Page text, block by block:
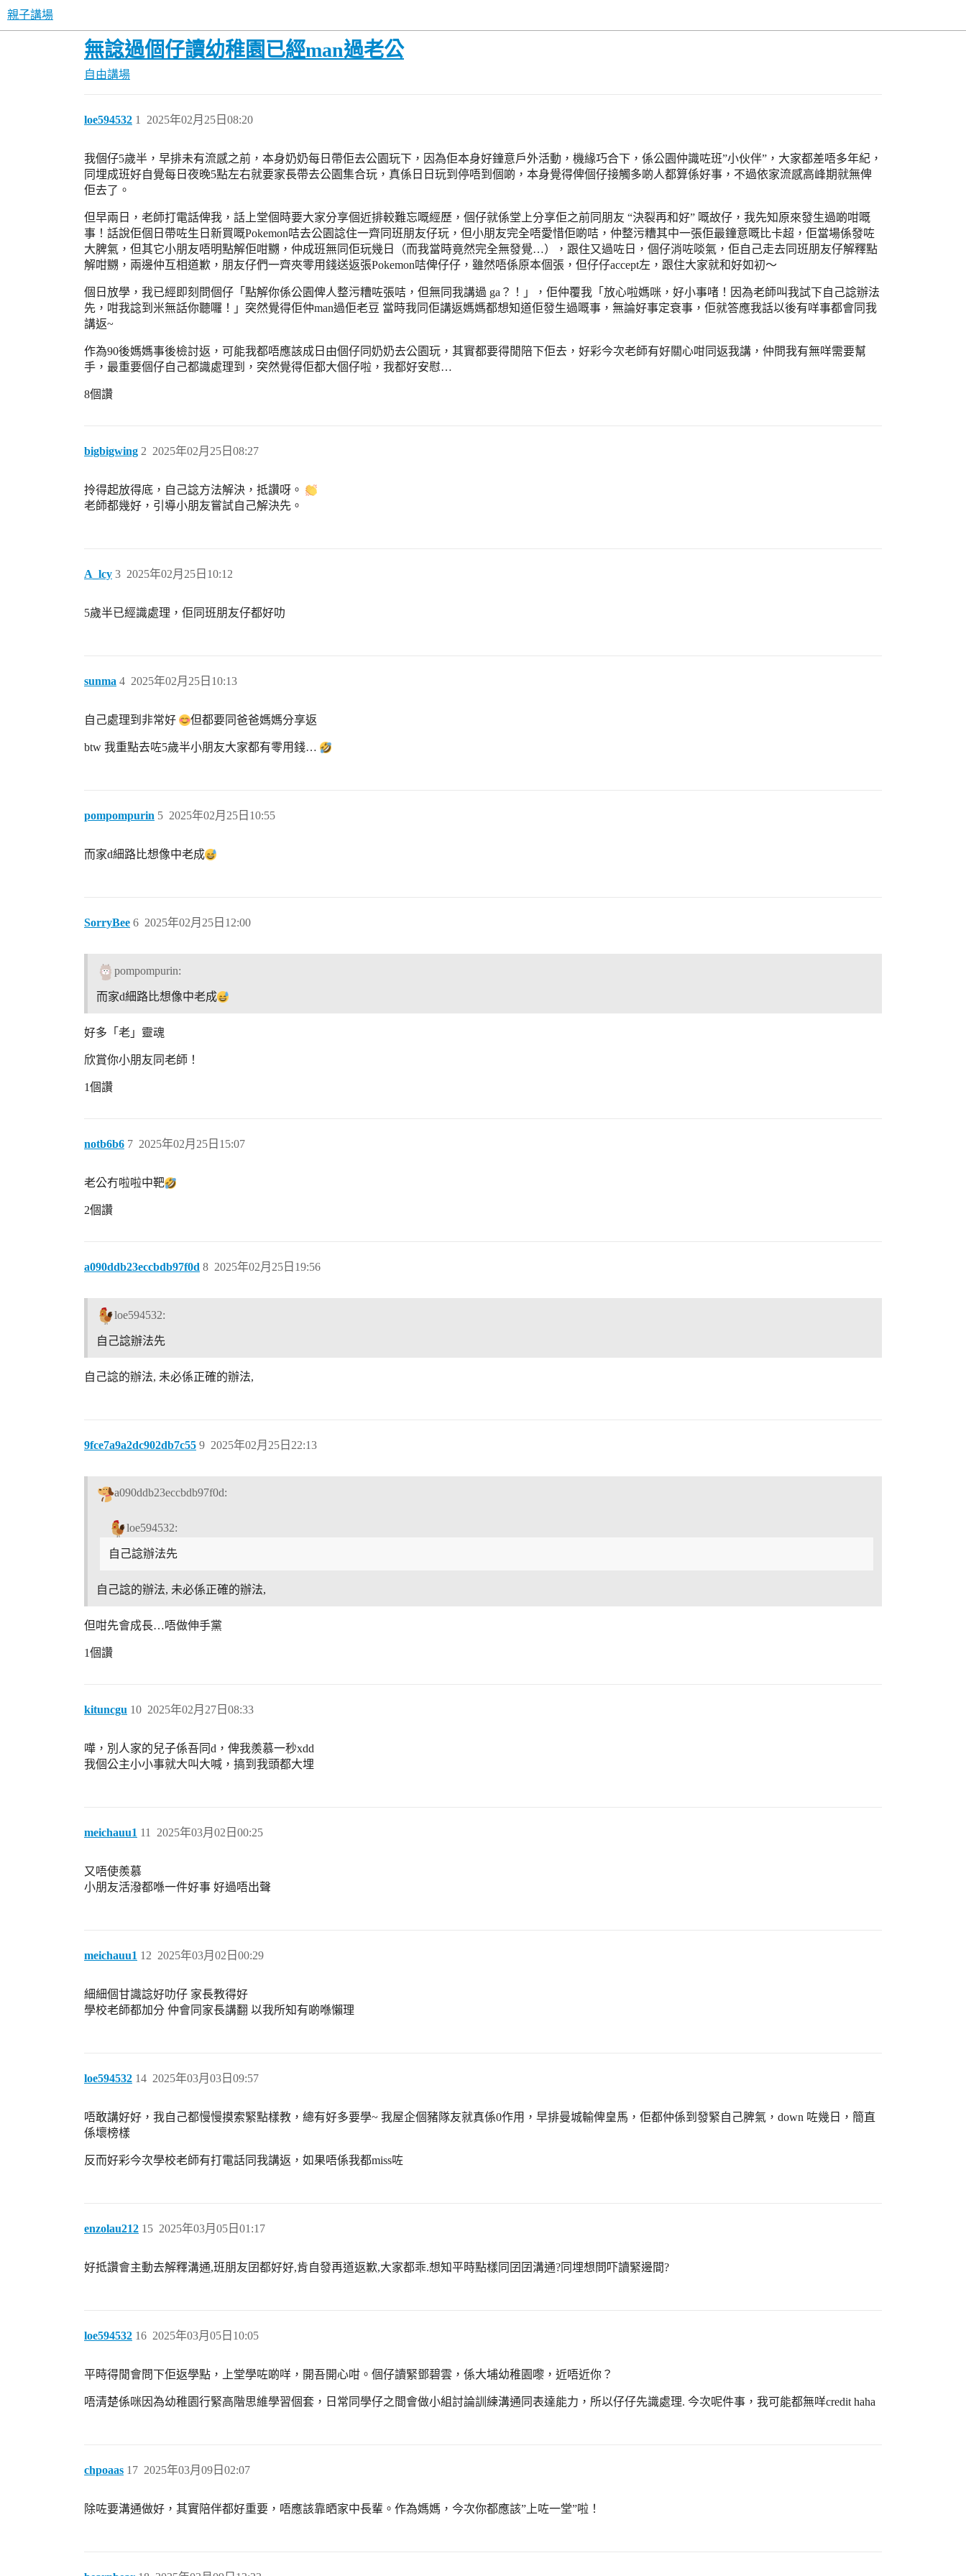
親子講場
無諗過個仔讀幼稚園已經man過老公
自由講場
loe594532 2025年02月25日08:20
1
我個仔5歲半，早排未有流感之前，本身奶奶每日帶佢去公園玩下，因為佢本身好鐘意戶外活動，機緣巧合下，係公園仲識咗班”小伙伴”，大家都差唔多年紀，
同埋成班好自覺每日夜晚5點左右就要家長帶去公園集合玩，真係日日玩到停唔到個啲，本身覺得俾個仔接觸多啲人都算係好事，不過依家流感高峰期就無俾
佢去了。
但早兩日，老師打電話俾我，話上堂個時要大家分享個近排較難忘嘅經歷，個仔就係堂上分享佢之前同朋友 “決裂再和好” 嘅故仔，我先知原來發生過啲咁嘅
事！話說佢個日帶咗生日新買嘅Pokemon咭去公園諗住一齊同班朋友仔玩，但小朋友完全唔愛惜佢啲咭，仲整污糟其中一張佢最鐘意嘅比卡超，佢當場係發咗
大脾氣，但其它小朋友唔明點解佢咁嬲，仲成班無同佢玩幾日（而我當時竟然完全無發覺…），跟住又過咗日，個仔消咗啖氣，佢自己走去同班朋友仔解釋點
解咁嬲，兩邊仲互相道歉，朋友仔們一齊夾零用錢送返張Pokemon咭俾仔仔，雖然唔係原本個張，但仔仔accept左，跟住大家就和好如初～
個日放學，我已經即刻問個仔「點解你係公園俾人整污糟咗張咭，但無同我講過 ga？！」，佢仲覆我「放心啦媽咪，好小事啫！因為老師叫我試下自己諗辦法
先，咁我諗到米無話你聽囉！」突然覺得佢仲man過佢老豆 當時我同佢講返媽媽都想知道佢發生過嘅事，無論好事定衰事，佢就答應我話以後有咩事都會同我
講返~
作為90後媽媽事後檢討返，可能我都唔應該成日由個仔同奶奶去公園玩，其實都要得閒陪下佢去，好彩今次老師有好關心咁同返我講，仲問我有無咩需要幫
手，最重要個仔自己都識處理到，突然覺得佢都大個仔啦，我都好安慰…
8個讚
bigbigwing 2025年02月25日08:27
2
拎得起放得底，自己諗方法解決，抵讚呀。
老師都幾好，引導小朋友嘗試自己解決先。
A_lcy 2025年02月25日10:12
3
5歲半已經識處理，佢同班朋友仔都好叻
sunma 2025年02月25日10:13
4
自己處理到非常好 但都要同爸爸媽媽分享返
btw 我重點去咗5歲半小朋友大家都有零用錢…
pompompurin 2025年02月25日10:55
5
而家d細路比想像中老成
SorryBee 2025年02月25日12:00
6
pompompurin:
而家d細路比想像中老成
好多「老」靈魂
欣賞你小朋友同老師！
1個讚
notb6b6 2025年02月25日15:07
7
老公冇啦啦中靶
2個讚
a090ddb23eccbdb97f0d 2025年02月25日19:56
8
loe594532:
自己諗辦法先
自己諗的辦法, 未必係正確的辦法,
9fce7a9a2dc902db7c55 2025年02月25日22:13
9
a090ddb23eccbdb97f0d:
loe594532:
自己諗辦法先
自己諗的辦法, 未必係正確的辦法,
但咁先會成長…唔做伸手黨
1個讚
kituncgu 2025年02月27日08:33
10
嘩，別人家的兒子係吾同d，俾我羨慕一秒xdd
我個公主小小事就大叫大喊，搞到我頭都大埋
meichauu1 2025年03月02日00:25
11
又唔使羨慕
小朋友活潑都喺一件好事 好過唔出聲
meichauu1 2025年03月02日00:29
12
細細個甘識諗好叻仔 家長教得好
學校老師都加分 仲會同家長講翻 以我所知有啲喺懶理
loe594532 2025年03月03日09:57
14
唔敢講好好，我自己都慢慢摸索緊點樣教，總有好多要學~ 我屋企個豬隊友就真係0作用，早排曼城輸俾皇馬，佢都仲係到發緊自己脾氣，down 咗幾日，簡直
係壞榜樣
反而好彩今次學校老師有打電話同我講返，如果唔係我都miss咗
enzolau212 2025年03月05日01:17
15
好抵讚會主動去解釋溝通,班朋友囝都好好,肯自發再道返歉,大家都乖.想知平時點樣同囝囝溝通?同埋想問吓讀緊邊間?
loe594532 2025年03月05日10:05
16
平時得閒會問下佢返學點，上堂學咗啲咩，開吾開心咁。個仔讀緊鄧碧雲，係大埔幼稚園嚟，近唔近你？
唔清楚係咪因為幼稚園行緊高階思維學習個套，日常同學仔之間會做小組討論訓練溝通同表達能力，所以仔仔先識處理. 今次呢件事，我可能都無咩credit haha
chpoaas 2025年03月09日02:07
17
除咗要溝通做好，其實陪伴都好重要，唔應該靠晒家中長輩。作為媽媽，今次你都應該”上咗一堂”啦！